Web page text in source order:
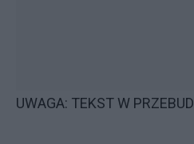
UWAGA: TEKST W